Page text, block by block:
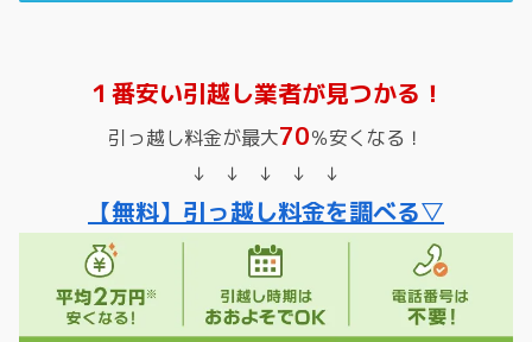
１番安い引越し業者が見つかる！
引っ越し料金が最大70％安くなる！
↓ ↓ ↓ ↓ ↓
【無料】引っ越し料金を調べる▽